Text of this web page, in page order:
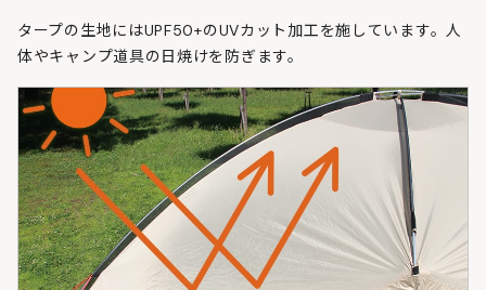
タープの生地にはUPF50+のUVカット加工を施しています。人
体やキャンプ道具の日焼けを防ぎます。